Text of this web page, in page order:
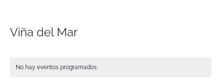
Viña del Mar
No hay eventos programados.